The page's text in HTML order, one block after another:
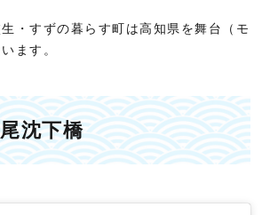
・すずの暮らす町は高知県を舞台（モ
ます。
沈下橋